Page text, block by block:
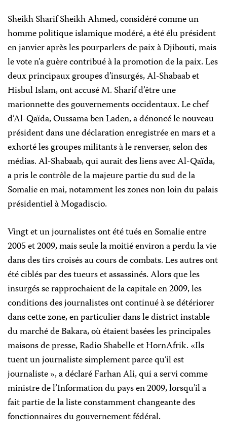
Sheikh Sharif Sheikh Ahmed, considéré comme un
homme politique islamique modéré, a été élu président
en janvier après les pourparlers de paix à Djibouti, mais
le vote n’a guère contribué à la promotion de la paix. Les
deux principaux groupes d’insurgés, Al-Shabaab et
Hisbul Islam, ont accusé M. Sharif d’être une
marionnette des gouvernements occidentaux. Le chef
d’Al-Qaïda, Oussama ben Laden, a dénoncé le nouveau
président dans une déclaration enregistrée en mars et a
exhorté les groupes militants à le renverser, selon des
médias. Al-Shabaab, qui aurait des liens avec Al-Qaïda,
a pris le contrôle de la majeure partie du sud de la
Somalie en mai, notamment les zones non loin du palais
présidentiel à Mogadiscio.
Vingt et un journalistes ont été tués en Somalie entre
2005 et 2009, mais seule la moitié environ a perdu la vie
dans des tirs croisés au cours de combats. Les autres ont
été ciblés par des tueurs et assassinés. Alors que les
insurgés se rapprochaient de la capitale en 2009, les
conditions des journalistes ont continué à se détériorer
dans cette zone, en particulier dans le district instable
du marché de Bakara, où étaient basées les principales
maisons de presse, Radio Shabelle et HornAfrik. «Ils
tuent un journaliste simplement parce qu’il est
journaliste », a déclaré Farhan Ali, qui a servi comme
ministre de l’Information du pays en 2009, lorsqu’il a
fait partie de la liste constamment changeante des
fonctionnaires du gouvernement fédéral.